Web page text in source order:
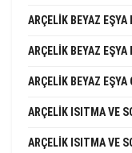
ARÇELIK BEYAZ
ARÇELIK BEYAZ EŞYA
ARÇELIK BEYAZ
ARÇELIK ISITMA VE
ARÇELIK ISITMA VE